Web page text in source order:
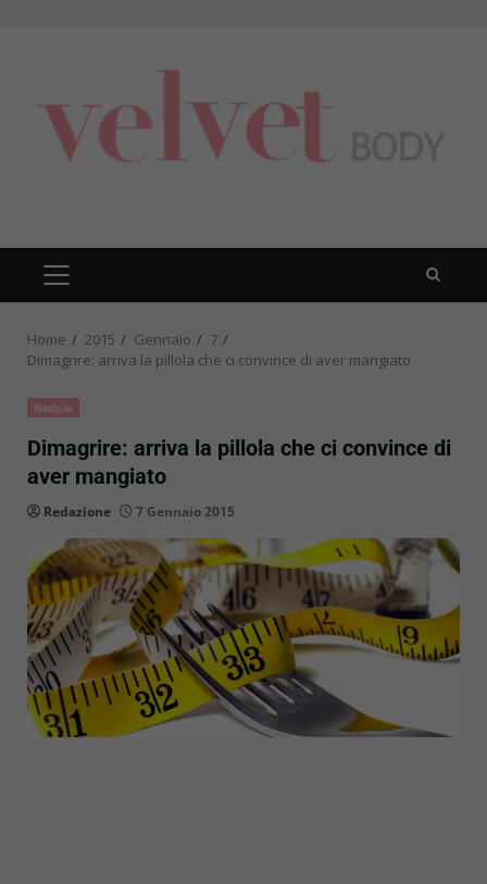
PRIMARY
MENU
Home 2015 Gennaio
7
Dimagrire: arriva la pillola che ci convince di aver mangiato
Notizie
Dimagrire: arriva la pillola che ci convince di
aver mangiato
Redazione 7 Gennaio 2015